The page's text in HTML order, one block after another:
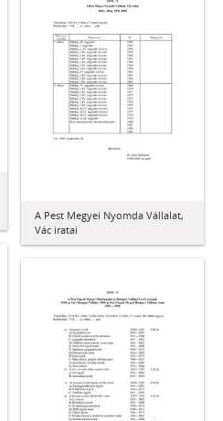
A Pest Megyei Nyomda Vállalat,
Vác iratai